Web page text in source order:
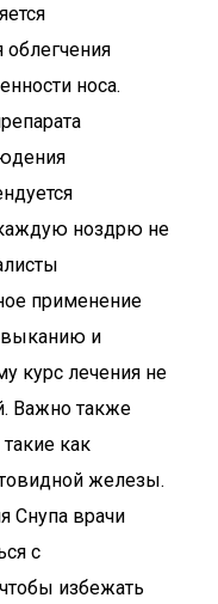
носа.
ноздрю не
применение
и
курс лечения не
Важно также
как
железы.
Снупа врачи
с
избежать